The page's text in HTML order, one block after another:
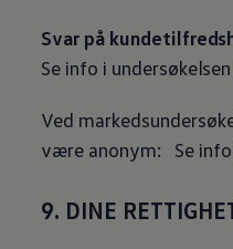
Svar på
Se info i
Ved
være anonym: Se info
9. DINE